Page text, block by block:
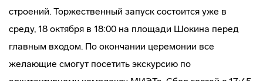
строений. Торжественный запуск состоится уже в
среду, 18 октября в 18:00 на площади Шокина перед
главным входом. По окончании церемонии все
желающие смогут посетить экскурсию по